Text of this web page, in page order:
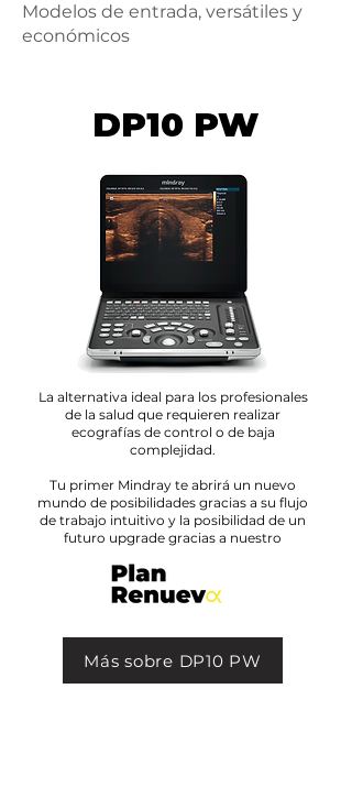
Modelos de entrada, versátiles y
económicos
DP10 PW
La alternativa ideal para los profesionales
de la salud que requieren realizar
ecografías de control o de baja
complejidad.
Tu primer Mindray te abrirá un nuevo
mundo de posibilidades gracias a su flujo
de trabajo intuitivo y la posibilidad de un
futuro upgrade gracias a nuestro
Más sobre DP10 PW